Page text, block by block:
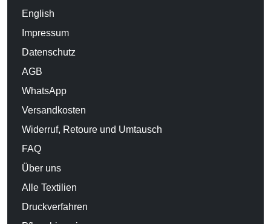
English
Impressum
Datenschutz
AGB
WhatsApp
Versandkosten
Widerruf, Retoure und Umtausch
FAQ
Über uns
Alle Textilien
Druckverfahren